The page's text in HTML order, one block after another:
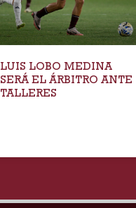
LUIS LOBO MEDINA
SERÁ EL ÁRBITRO ANTE
TALLERES